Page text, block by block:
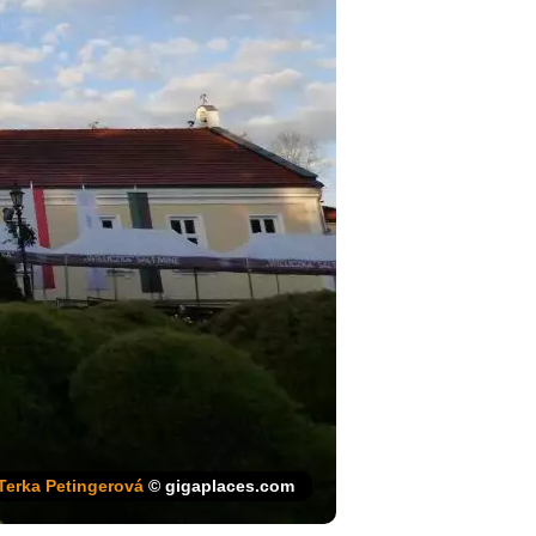
Petingerová © gigaplaces.com